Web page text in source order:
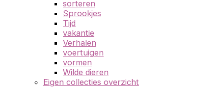
sorteren
Sprookjes
Tijd
vakantie
Verhalen
voertuigen
vormen
Wilde dieren
Eigen collecties overzicht